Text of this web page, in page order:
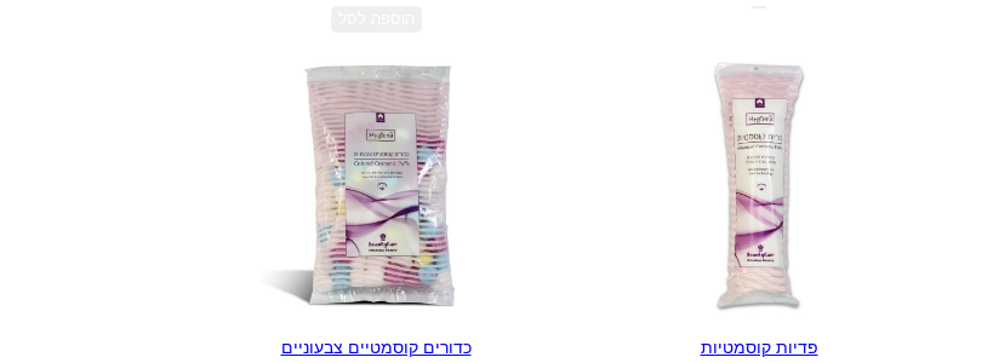
פדיות קוסמטיות כדורים קוסמטיים צבעוניים